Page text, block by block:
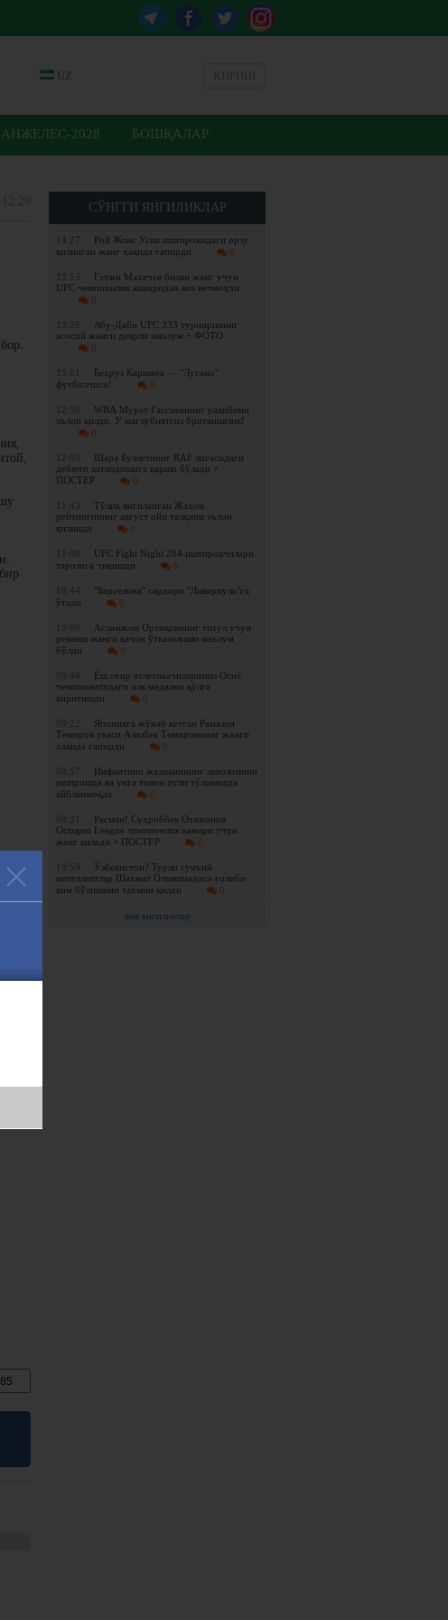
UZ
2028 БОШҚАЛАР
СЎНГГИ ЯНГИЛИКЛАР
14:27
Рой Жонс Усик иштирокидаги орзу
қилинган жанг ҳақида гапирди
0
13:53
Гэтжи Махачев билан жанг учун
UFC чемпионлик камаридан воз кечмоқчи
0
13:26
Абу-Даби UFC 333 турнирининг
асосий жанги деярли маълум + ФОТО
0
13:01
Беҳруз Каримов — "Лугано"
футболчиси!
0
12:36
WBА Мурат Гассиевнинг рақибини
эълон қилди. У мағлубиятсиз британиялик!
0
12:05
Шара Буллетнинг RAF лигасидаги
дебюти ватандошига қарши бўлади +
ПОСТЕР
0
11:43
Tўлиқ янгиланган Жаҳон
рейтингининг август ойи талқини эълон
қилинди
0
11:08
UFC Fight Night 284 иштирокчилари
тарозига чиқишди
0
10:44
"Барселона" сардори "Ливерпуль"га
ўтади
0
10:09
Асламжон Ортиқовнинг титул учун
реванш жанги қачон ўтказилиши маълум
бўлди
0
09:48
Ёш оғир атлетикачиларимиз Осиё
чемпионатидаги илк медални қўлга
киритишди
0
09:22
Японияга жўнаб кетган Рамазон
Темиров укаси Азизбек Темировнинг жанги
ҳақида гапирди
0
08:57
Инфантино жазманининг лавозимини
оширишда ва унга товон пули тўланишда
айбланмоқда
0
08:31
Расман! Суҳроббек Отажонов
Octagon League чемпионлик камари учун
жанг қилади + ПОСТЕР
0
19:59
Ўзбекистон? Турли сунъий
интеллектлар Шахмат Олимпиадаси ғолиби
ким бўлишини тахмин қилди
0
яна янгиликлар